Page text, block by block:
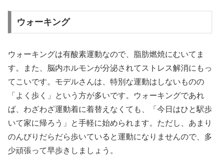
ウォーキング
ウォーキングは有酸素運動なので、脂肪燃焼にむいてま
す。また、脳内ホルモンが分泌されてストレス解消にもっ
てこいです。モデルさんは、特別な運動はしないものの
「よく歩く」という方が多いです。ウォーキングであれ
ば、わざわざ運動着に着替えなくても、「今日はひと駅歩
いて家に帰ろう」と手軽に始められます。ただし、あまり
のんびりだらだら歩いていると運動になりませんので、多
少頑張って早歩きしましょう。